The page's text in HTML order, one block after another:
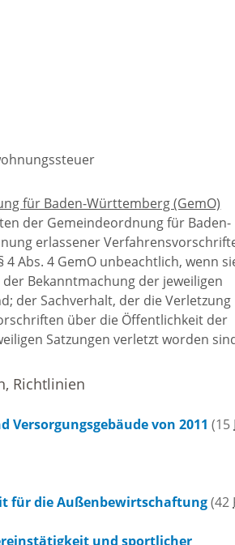
für Baden-Württemberg (GemO)
der Gemeindeord­nung für Baden-
erlassener
Abs. 4 GemO unbe­achtlich, wenn
Bekanntmachung der jeweiligen
der Sachverhalt, der die Verletzung
über die Öffentlichkeit der
Satzungen verletzt worden
Richtlinien
von 2011 (15
für die Außenbewirtschaftung(42
und sportlicher